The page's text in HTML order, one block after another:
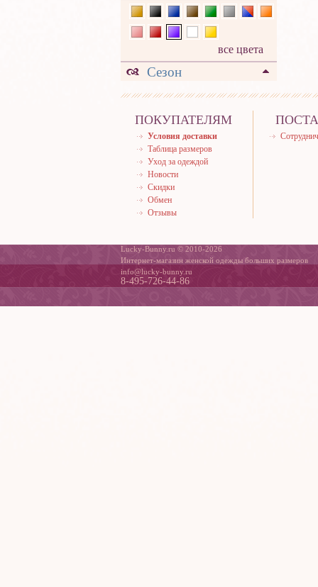
все цвета
Сезон
ПОКУПАТЕЛЯМ
Условия доставки
Таблица размеров
Уход за одеждой
Новости
Скидки
Обмен
Отзывы
Lucky-Bunny.ru © 2010-2026
Интернет-магазин женской одежды больших размеров
info@lucky-bunny.ru
8-495-726-44-86